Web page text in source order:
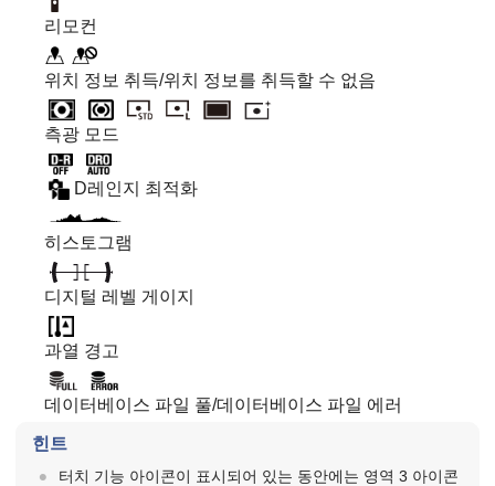
리모컨
위치 정보 취득/위치 정보를 취득할 수 없음
측광 모드
D레인지 최적화
히스토그램
디지털 레벨 게이지
과열 경고
데이터베이스 파일 풀/데이터베이스 파일 에러
힌트
터치 기능 아이콘이 표시되어 있는 동안에는 영역 3 아이콘